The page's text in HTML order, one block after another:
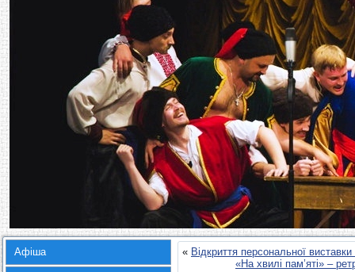
Афіша « Відкриття персональної
«На хвилі пам’яті» –